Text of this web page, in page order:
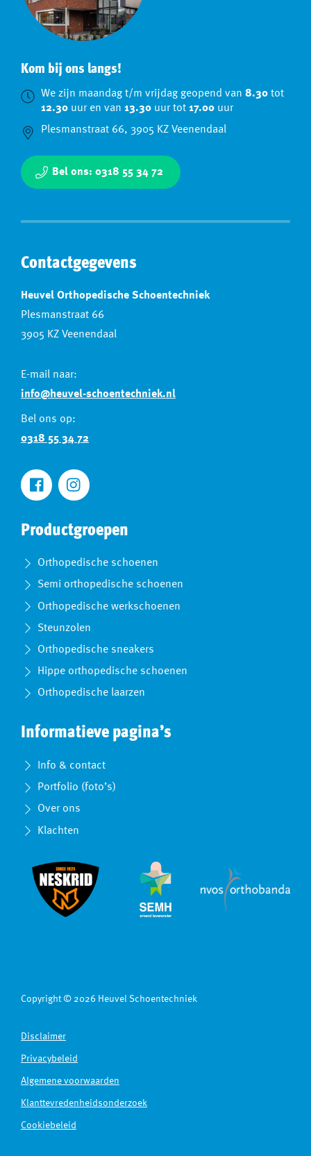
Kom bij ons langs!
We zijn maandag t/m vrijdag geopend van 8.30tot
12.30uur en van 13.30uur tot 17.00uur
Plesmanstraat 66, 3905 KZ Veenendaal
Bel ons: 0318 55 34 72
Contactgegevens
Heuvel Orthopedische Schoentechniek
Plesmanstraat 66
3905 KZ Veenendaal
E-mail naar:
info@heuvel-schoentechniek.nl
Bel ons op:
0318 55 34 72
Productgroepen
Orthopedische schoenen
Semi orthopedische schoenen
Orthopedische werkschoenen
Steunzolen
Orthopedische sneakers
Hippe orthopedische schoenen
Orthopedische laarzen
Informatieve pagina’s
Info & contact
Portfolio (foto’s)
Over ons
Klachten
Copyright © 2026 Heuvel Schoentechniek
Disclaimer
Privacybeleid
Algemene voorwaarden
Klanttevredenheidsonderzoek
Cookiebeleid